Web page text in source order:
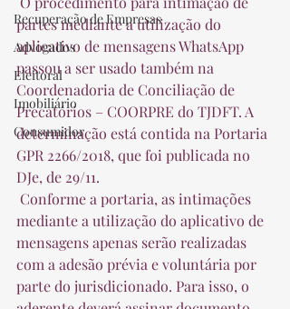
Recuperação de Empresas
Advogados
Eleitoral
Imobiliário
Consumidor
partes mediante a utilização do
aplicativo de mensagens WhatsApp
passou a ser usado também na
Coordenadoria de Conciliação de
Precatórios – COORPRE do TJDFT. A
determinação está contida na Portaria
GPR 2266/2018, que foi publicada no
DJe, de 29/11.
mediante a utilização do aplicativo de
mensagens apenas serão realizadas
com a adesão prévia e voluntária por
parte do jurisdicionado. Para isso, o